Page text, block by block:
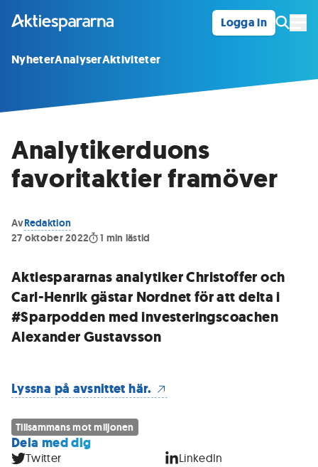
Logga in
NyheterAnalyserAktiviteter
Analytikerduons
favoritaktier framöver
AvRedaktion
27 oktober 2022
1 min lästid
Aktiespararnas analytiker Christoffer och
Carl-Henrik gästar Nordnet för att delta i
#Sparpodden med investeringscoachen
Alexander Gustavsson
Lyssna på avsnittet här.
Tillsammans mot miljonen
Dela med dig
Twitter LinkedIn